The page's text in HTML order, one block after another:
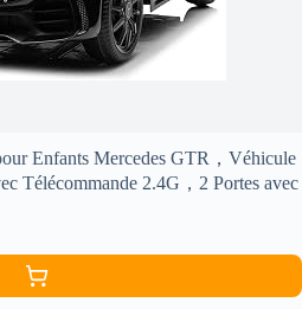
Enfants Mercedes GTR，Véhicule
Télécommande 2.4G，2 Portes avec